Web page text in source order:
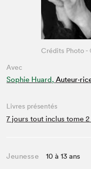
Avec
Sophie Huard,
Crédits Photo
Livres présentés
7 jours tout inclus tome
Jeunesse 10 à 13 ans